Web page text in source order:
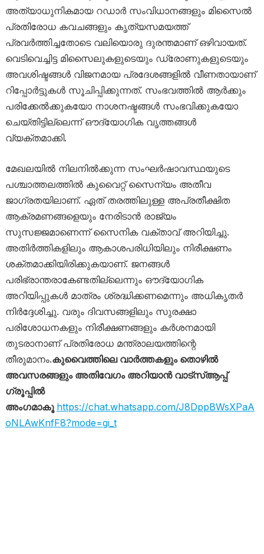
അത്യാധുനികമായ റഡാർ സംവിധാനങ്ങളും മിസൈൽ
പ്രതിരോധ കവചങ്ങളും കൃത്യസമയത്ത്
പ്രവർത്തിച്ചതോടെ വലിയൊരു ദുരന്തമാണ് ഒഴിവായത്.
വെടിവെച്ചിട്ട മിസൈലുകളുടെയും ഡ്രോണുകളുടെയും
അവശിഷ്ടങ്ങൾ വിജനമായ പ്രദേശങ്ങളിൽ വീണതായാണ്
റിപ്പോർട്ടുകൾ സൂചിപ്പിക്കുന്നത്. സംഭവത്തിൽ ആർക്കും
പരിക്കേൽക്കുകയോ നാശനഷ്ടങ്ങൾ സംഭവിക്കുകയോ
ചെയ്തിട്ടില്ലെന്ന് ഔദ്യോഗിക വൃത്തങ്ങൾ
വ്യക്തമാക്കി.
മേഖലയിൽ നിലനിൽക്കുന്ന സംഘർഷാവസ്ഥയുടെ
പശ്ചാത്തലത്തിൽ കുവൈറ്റ് സൈന്യം അതീവ
ജാഗ്രതയിലാണ്. ഏത് തരത്തിലുള്ള അപ്രതീക്ഷിത
ആക്രമണങ്ങളെയും നേരിടാൻ രാജ്യം
സുസജ്ജമാണെന്ന് സൈനിക വക്താവ് അറിയിച്ചു.
അതിർത്തികളിലും ആകാശപരിധിയിലും നിരീക്ഷണം
ശക്തമാക്കിയിരിക്കുകയാണ്. ജനങ്ങൾ
പരിഭ്രാന്തരാകേണ്ടതില്ലെന്നും ഔദ്യോഗിക
അറിയിപ്പുകൾ മാത്രം ശ്രദ്ധിക്കണമെന്നും അധികൃതർ
നിർദ്ദേശിച്ചു. വരും ദിവസങ്ങളിലും സുരക്ഷാ
പരിശോധനകളും നിരീക്ഷണങ്ങളും കർശനമായി
തുടരാനാണ് പ്രതിരോധ മന്ത്രാലയത്തിന്റെ
തീരുമാനം.കുവൈത്തിലെ വാർത്തകളും തൊഴിൽ
അവസരങ്ങളും അതിവേഗം അറിയാൻ വാട്സ്ആപ്പ്
ഗ്രൂപ്പിൽ
അംഗമാകൂ https://chat.whatsapp.com/J8DppBWsXPaA
oNLAwKnfF8?mode=gi_t